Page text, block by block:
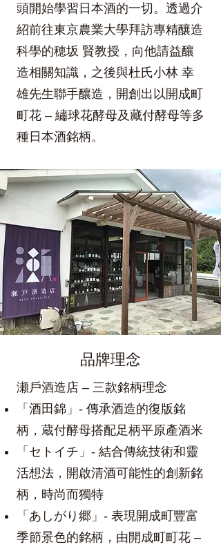
頭開始學習日本酒的一切。透過介
紹前往東京農業大學拜訪專精釀造
科學的穂坂 賢教授，向他請益釀
造相關知識，之後與杜氏小林 幸
雄先生聯手釀造，開創出以開成町
町花 – 繡球花酵母及藏付酵母等多
種日本酒銘柄。
品牌理念
瀬戶酒造店 – 三款銘柄理念
「酒田錦」- 傳承酒造的復版銘
柄，蔵付酵母搭配足柄平原產酒米
「セトイチ」- 結合傳統技術和靈
活想法，開啟清酒可能性的創新銘
柄，時尚而獨特
「あしがり郷」- 表現開成町豐富
季節景色的銘柄，由開成町町花 –